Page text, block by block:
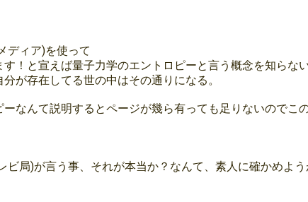
ディア)を使って
！と宣えば量子力学のエントロピーと言う概念を知らな
が存在してる世の中はその通りになる。
なんて説明するとページが幾ら有っても足りないのでこ
ビ局)が言う事、それが本当か？なんて、素人に確かめよ